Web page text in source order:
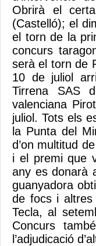
Obrirà el
(Castelló); el
el torn de la
concurs
serà el torn de
10 de juliol
Tirrena SAS
valenciana
juliol. Tots els
la Punta del
d’on multitud
i el premi que
any es donarà
guanyadora
de focs i altres
Tecla, al
Concurs
l’adjudicació